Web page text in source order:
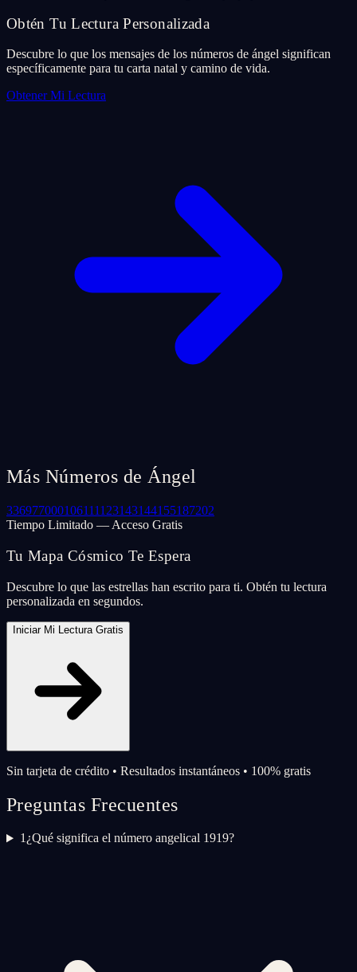
Obtén Tu Lectura Personalizada
Descubre lo que los mensajes de los números de ángel significan
específicamente para tu carta natal y camino de vida.
Obtener Mi Lectura
Más Números de Ángel
336977000106111123143144155187202
Tiempo Limitado — Acceso Gratis
Tu Mapa Cósmico Te Espera
Descubre lo que las estrellas han escrito para ti. Obtén tu lectura
personalizada en segundos.
Iniciar Mi Lectura Gratis
Sin tarjeta de crédito • Resultados instantáneos • 100% gratis
Preguntas Frecuentes
1¿Qué significa el número angelical 1919?